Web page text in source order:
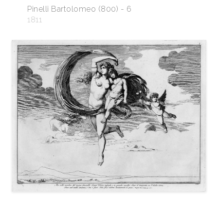
Pinelli Bartolomeo (800) - 6
1811